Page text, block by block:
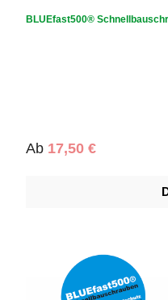
BLUEfast500®
Regulärer Preis:
Ab 17,50 €